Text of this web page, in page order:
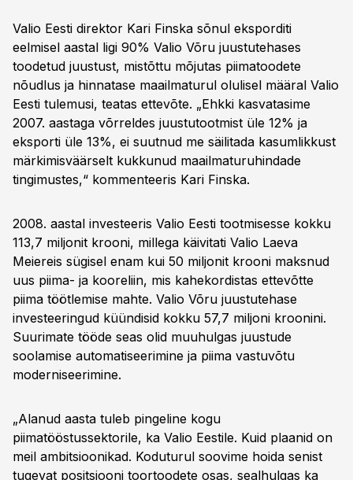
Valio Eesti direktor Kari Finska sõnul eksporditi
eelmisel aastal ligi 90% Valio Võru juustutehases
toodetud juustust, mistõttu mõjutas piimatoodete
nõudlus ja hinnatase maailmaturul olulisel määral Valio
Eesti tulemusi, teatas ettevõte. „Ehkki kasvatasime
2007. aastaga võrreldes juustutootmist üle 12% ja
eksporti üle 13%, ei suutnud me säilitada kasumlikkust
märkimisväärselt kukkunud maailmaturuhindade
tingimustes,“ kommenteeris Kari Finska.
2008. aastal investeeris Valio Eesti tootmisesse kokku
113,7 miljonit krooni, millega käivitati Valio Laeva
Meiereis sügisel enam kui 50 miljonit krooni maksnud
uus piima- ja kooreliin, mis kahekordistas ettevõtte
piima töötlemise mahte. Valio Võru juustutehase
investeeringud küündisid kokku 57,7 miljoni kroonini.
Suurimate tööde seas olid muuhulgas juustude
soolamise automatiseerimine ja piima vastuvõtu
moderniseerimine.
„Alanud aasta tuleb pingeline kogu
piimatööstussektorile, ka Valio Eestile. Kuid plaanid on
meil ambitsioonikad. Koduturul soovime hoida senist
tugevat positsiooni toortoodete osas, sealhulgas ka